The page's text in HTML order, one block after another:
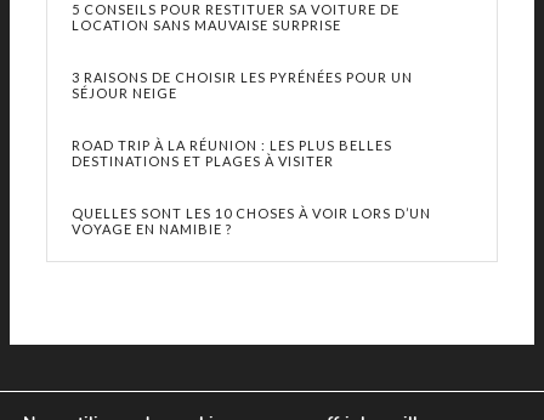
5 CONSEILS POUR RESTITUER SA VOITURE DE
LOCATION SANS MAUVAISE SURPRISE
3 RAISONS DE CHOISIR LES PYRÉNÉES POUR UN
SÉJOUR NEIGE
ROAD TRIP À LA RÉUNION : LES PLUS BELLES
DESTINATIONS ET PLAGES À VISITER
QUELLES SONT LES 10 CHOSES À VOIR LORS D’UN
VOYAGE EN NAMIBIE ?